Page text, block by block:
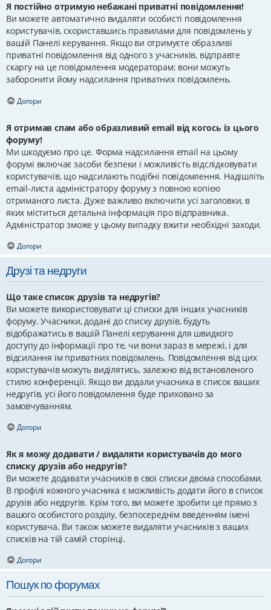
Я постійно отримую небажані приватні повідомлення!
Ви можете автоматично видаляти особисті повідомлення
користувачів, скориставшись правилами для повідомлень у
вашій Панелі керування. Якщо ви отримуєте образливі
приватні повідомлення від одного з учасників, відправте
скаргу на це повідомлення модераторам; вони можуть
заборонити йому надсилання приватних повідомлень.
Догори
Я отримав спам або образливий email від когось із цього
форуму!
Ми шкодуємо про це. Форма надсилання email на цьому
форумі включає засоби безпеки і можливість відслідковувати
користувачів, що надсилають подібні повідомлення. Надішліть
email-листа адміністратору форуму з повною копією
отриманого листа. Дуже важливо включити усі заголовки, в
яких міститься детальна інформація про відправника.
Адміністратор зможе у цьому випадку вжити необхідні заходи.
Догори
Друзі та недруги
Що таке список друзів та недругів?
Ви можете використовувати ці списки для інших учасників
форуму. Учасники, додані до списку друзів, будуть
відображатись в вашій Панелі керування для швидкого
доступу до інформації про те, чи вони зараз в мережі, і для
відсилання їм приватних повідомлень. Повідомлення від цих
користувачів можуть виділятись, залежно від встановленого
стилю конференції. Якщо ви додали учасника в список ваших
недругів, усі його повідомлення буде приховано за
замовчуванням.
Догори
Як я можу додавати / видаляти користувачів до мого
списку друзів або недругів?
Ви можете додавати учасників в свої списки двома способами.
В профілі кожного учасника є можливість додати його в список
друзів або недругів. Крім того, ви можете зробити це прямо з
вашого особистого розділу, безпосереднім введенням імені
користувача. Ви також можете видаляти учасників з ваших
списків на тій самій сторінці.
Догори
Пошук по форумах